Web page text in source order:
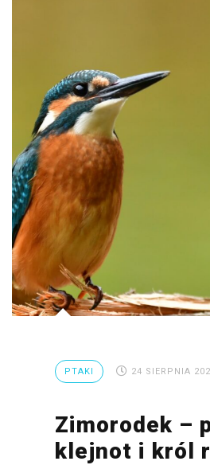
PTAKI 24 SIERPNIA
Zimorodek –
klejnot i król